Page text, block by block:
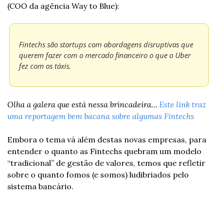
(COO da agência Way to Blue):
Fintechs são startups com abordagens disruptivas que
querem fazer com o mercado financeiro o que o Uber
fez com os táxis.
Olha a galera que está nessa brincadeira… Este link traz
uma reportagem bem bacana sobre algumas Fintechs
Embora o tema vá além destas novas empresas, para
entender o quanto as Fintechs quebram um modelo
“tradicional” de gestão de valores, temos que refletir
sobre o quanto fomos (e somos) ludibriados pelo
sistema bancário.